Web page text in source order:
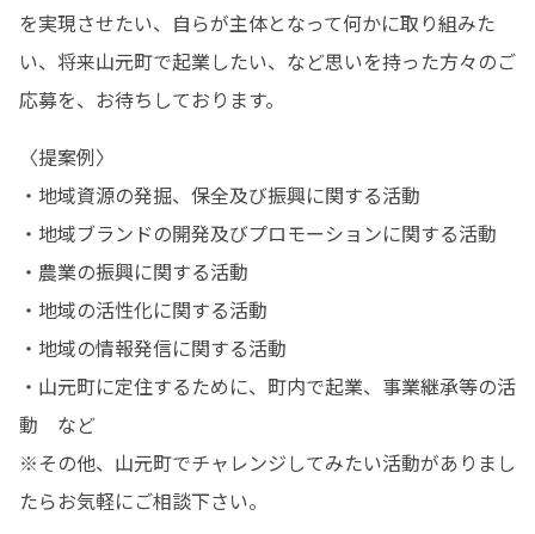
を実現させたい、自らが主体となって何かに取り組みた
い、将来山元町で起業したい、など思いを持った方々のご
応募を、お待ちしております。
〈提案例〉
・地域資源の発掘、保全及び振興に関する活動
・地域ブランドの開発及びプロモーションに関する活動
・農業の振興に関する活動
・地域の活性化に関する活動
・地域の情報発信に関する活動
・山元町に定住するために、町内で起業、事業継承等の活
動　など
※その他、山元町でチャレンジしてみたい活動がありまし
たらお気軽にご相談下さい。